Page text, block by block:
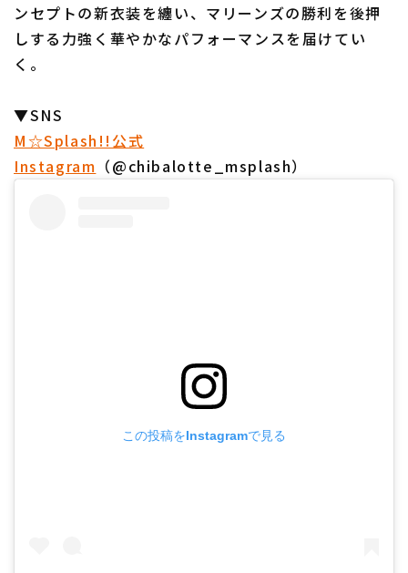
ンセプトの新衣装を纏い、マリーンズの勝利を後押
しする力強く華やかなパフォーマンスを届けてい
く。
▼SNS
M☆Splash!!公式
Instagram （@chibalotte_msplash）
この投稿をInstagramで見る